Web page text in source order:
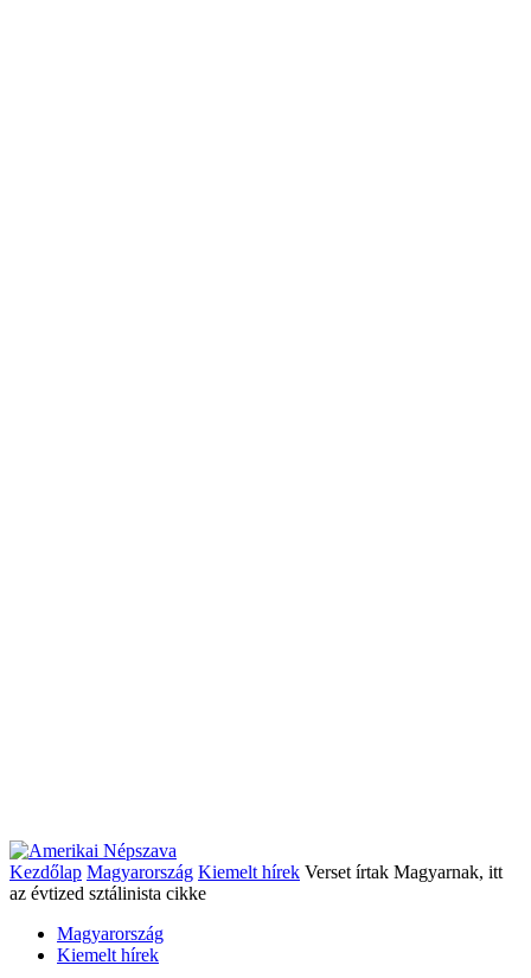
Kezdőlap Magyarország Kiemelt hírek Verset írtak Magyarnak, itt
az évtized sztálinista cikke
Magyarország
Kiemelt hírek